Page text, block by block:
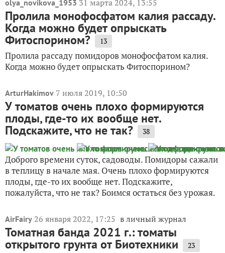
olya_novikova_1953 31 марта 2024, 13:55
Пролила монофосфатом калия рассаду.
Когда можно будет опрыскать
Фитоспорином? 13
Пролила рассаду помидоров монофосфатом калия.
Когда можно будет опрыскать Фитоспорином?
ArturHakimov 7 июля 2019, 10:50
У томатов очень плохо формируются
плоды, где-то их вообще нет.
Подскажите, что не так? 38
Доброго времени суток, садоводы. Помидоры сажали
в теплицу в начале мая. Очень плохо формируются
плоды, где-то их вообще нет. Подскажите,
пожалуйста, что не так? Боимся остаться без урожая.
AirFairy 26 января 2022, 17:25 в личный журнал
Томатная банда 2021 г.: томаты
открытого грунта от Биотехники 23